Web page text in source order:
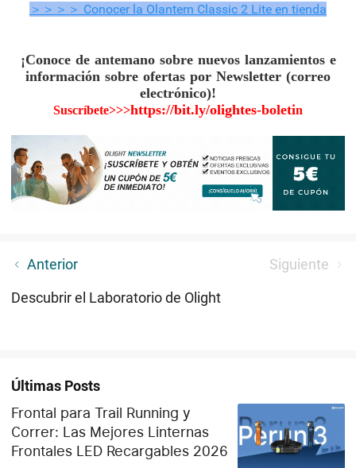
＞＞＞＞ Conocer la Olantern Classic 2 Lite en tienda
¡Conoce de antemano sobre nuevos lanzamientos e
información sobre ofertas por Newsletter (correo
electrónico)!
Suscríbete>>>https://bit.ly/olightes-boletin
Anterior Siguiente
Primera linterna con mando a distancia APP
Descubrir el Laboratorio de Olight
Últimas Posts
Frontal para Trail Running y
Correr: Las Mejores Linternas
Frontales LED Recargables 2026